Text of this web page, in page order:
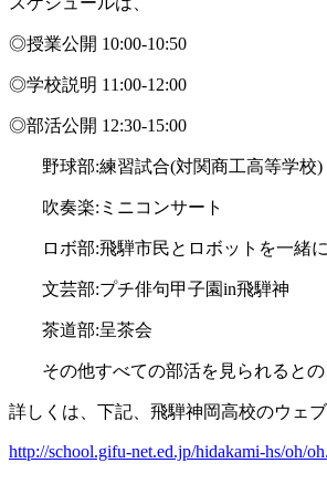
◎授業公開 10:00-10:50
◎学校説明 11:00-12:00
◎部活公開 12:30-15:00
野球部:練習試合(対関商工高等学校)
吹奏楽:ミニコンサート
ロボ部:飛騨市民とロボットを一緒
文芸部:プチ俳句甲子園in飛騨神
茶道部:呈茶会
その他すべての部活を見られると
詳しくは、下記、飛騨神岡高校のウェ
http://school.gifu-net.ed.jp/hidakami-hs/oh/